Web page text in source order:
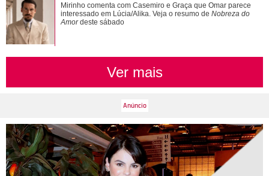
Tia Milena pede indicação de dermatologista e web aponta
fim de amizade com Ana Paula Renau...
Mirinho comenta com Casemiro e Graça que Omar parece
interessado em Lúcia/Alika. Veja o resumo de Nobreza do
Amordeste sábado
Ver mais